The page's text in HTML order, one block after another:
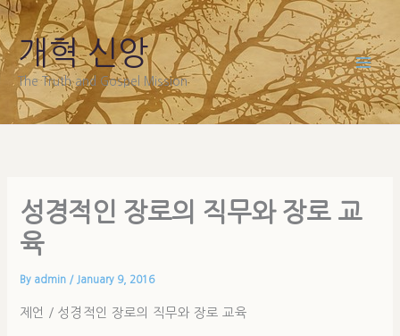
Skip
to
content
개혁 신앙
The Truth and Gospel Mission
성경적인 장로의 직무와 장로 교
육
By admin / January 9, 2016
제언 / 성경적인 장로의 직무와 장로 교육